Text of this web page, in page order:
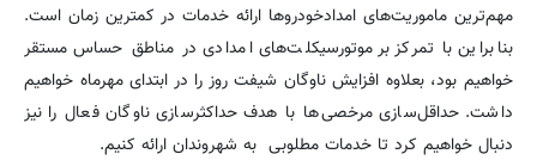
مهم‌ترین ماموریت‌های امدادخودروها ارائه خدمات در کمترین زمان است.
بنابراین با تمرکز بر موتورسیکلت‌های امدادی در مناطق حساس مستقر
خواهیم بود، بعلاوه افزایش ناوگان شیفت روز را در ابتدای مهرماه خواهیم
داشت. حداقل‌سازی مرخصی‌ها با هدف حداکثرسازی ناوگان فعال را نیز
دنبال خواهیم کرد تا خدمات مطلوبی به شهروندان ارائه کنیم.